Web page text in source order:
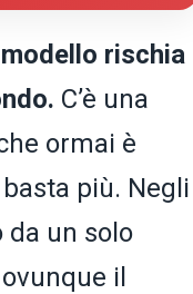
rischia
C’è una
ormai è
più. Negli
da un solo
il